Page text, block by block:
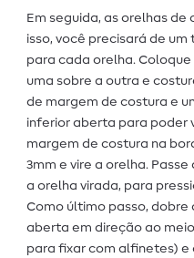
Em seguida, as orelhas
isso, você precisará de
para cada orelha.
uma sobre a outra e
de margem de costura e
inferior aberta para poder
margem de costura na
3mm e vire a orelha.
a orelha virada, para
Como último passo, dobre
aberta em direção ao
para fixar com alfinetes) e